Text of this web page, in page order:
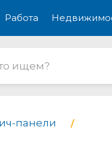
Работа
панели